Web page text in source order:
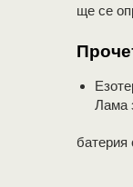
ще се
Лама
батерия